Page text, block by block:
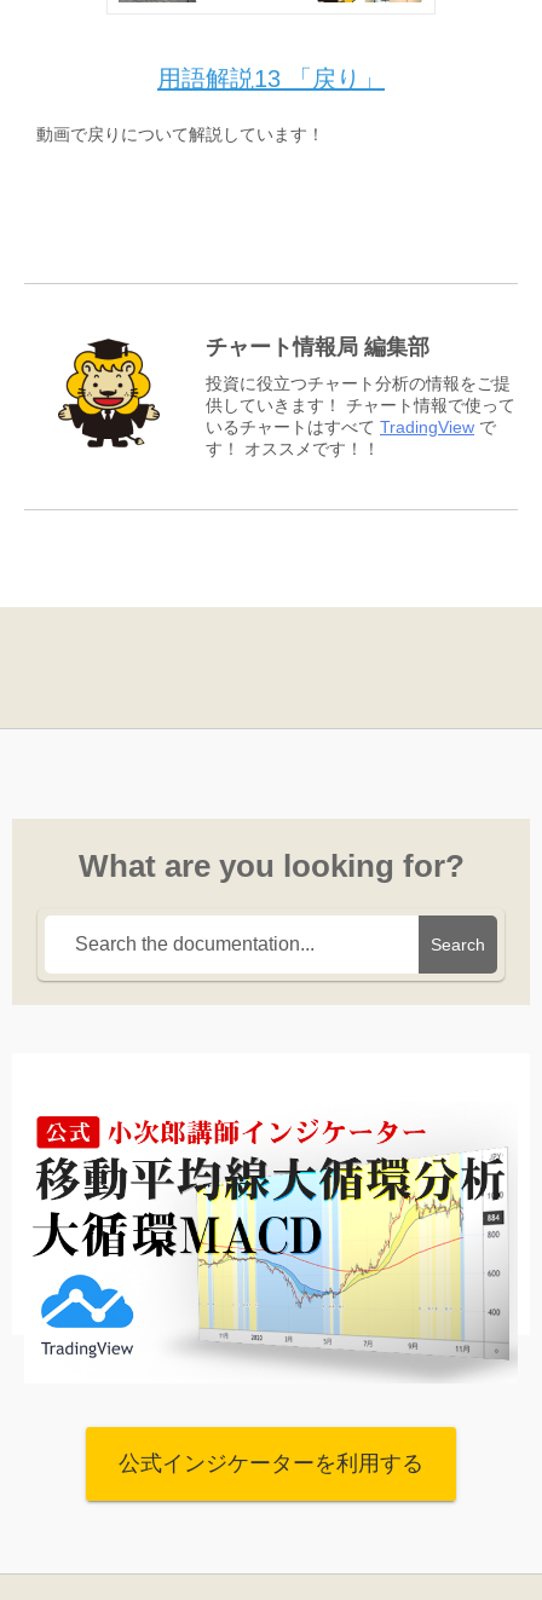
用語解説13 「戻り」
動画で戻りについて解説しています！
チャート情報局 編集部
投資に役立つチャート分析の情報をご提
供していきます！ チャート情報で使って
いるチャートはすべて TradingView で
す！ オススメです！！
What are you looking for?
Search
公式インジケーターを利用する